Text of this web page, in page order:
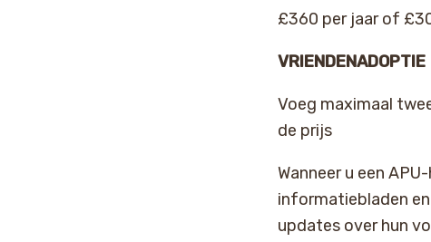
£360 per jaar of
VRIENDENADOPTIE
Voeg maximaal
de prijs
Wanneer u een
informatiebladen
updates over hun